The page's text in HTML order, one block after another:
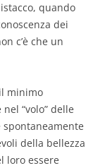
quando
dei
c’è che un
minimo
“volo” delle
della bellezza
loro essere